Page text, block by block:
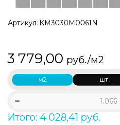
Артикул: KM3030M0061N
3 779,00 руб./м2
м2 шт.
Итого: 4 028,41 руб.